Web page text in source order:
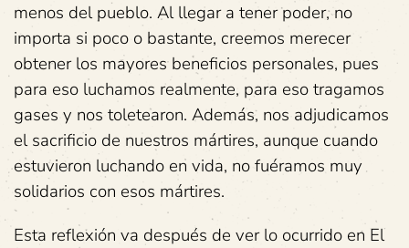
menos del pueblo. Al llegar a tener poder, no
importa si poco o bastante, creemos merecer
obtener los mayores beneficios personales, pues
para eso luchamos realmente, para eso tragamos
gases y nos toletearon. Además, nos adjudicamos
el sacrificio de nuestros mártires, aunque cuando
estuvieron luchando en vida, no fuéramos muy
solidarios con esos mártires.
Esta reflexión va después de ver lo ocurrido en El